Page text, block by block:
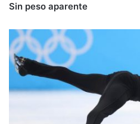
Sin peso aparente